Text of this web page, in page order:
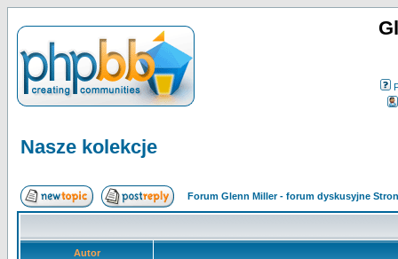
Nasze kolekcje
Forum Glenn Miller - forum dyskusyjne
Autor